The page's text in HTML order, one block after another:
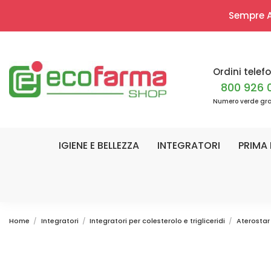
Sempre
Ordini
800 926
Numero verde
IGIENE E BELLEZZA INTEGRATORI PRIMA
Home Integratori Integratori per colesterolo e trigliceridi